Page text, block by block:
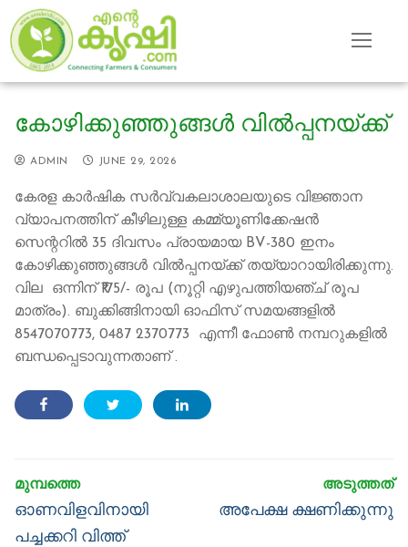
Skip
to
content
കോഴിക്കുഞ്ഞുങ്ങൾ വിൽപ്പനയ്ക്ക്
ADMIN JUNE 29, 2026
കേരള കാര്‍ഷിക സര്‍വ്വകലാശാലയുടെ വിജ്ഞാന
വ്യാപനത്തിന് കീഴിലുള്ള കമ്മ്യൂണിക്കേഷന്‍
സെന്ററിൽ 35 ദിവസം പ്രായമായ BV-380 ഇനം
കോഴിക്കുഞ്ഞുങ്ങൾ വിൽപ്പനയ്ക്ക് തയ്യാറായിരിക്കുന്നു.
വില ഒന്നിന് ₹175/- രൂപ (നൂറ്റി എഴുപത്തിയഞ്ച് രൂപ
മാത്രം). ബുക്കിങ്ങിനായി ഓഫിസ് സമയങ്ങളിൽ
8547070773, 0487 2370773 എന്നീ ഫോൺ നമ്പറുകളിൽ
ബന്ധപ്പെടാവുന്നതാണ് .
navigation
Previous
post:
ഓണവിളവിനായി
പച്ചക്കറി വിത്ത്
Next
അപേക്ഷ ക്ഷണിക്കുന്നു